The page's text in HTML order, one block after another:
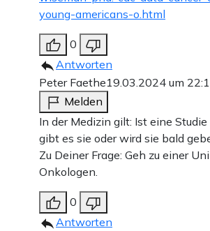
young-americans-o.html
0
Antworten
Peter Faethe19.03.2024 um
Melden
In der Medizin gilt: Ist eine
gibt es sie oder wird sie bald
Zu Deiner Frage: Geh zu einer
Onkologen.
0
Antworten